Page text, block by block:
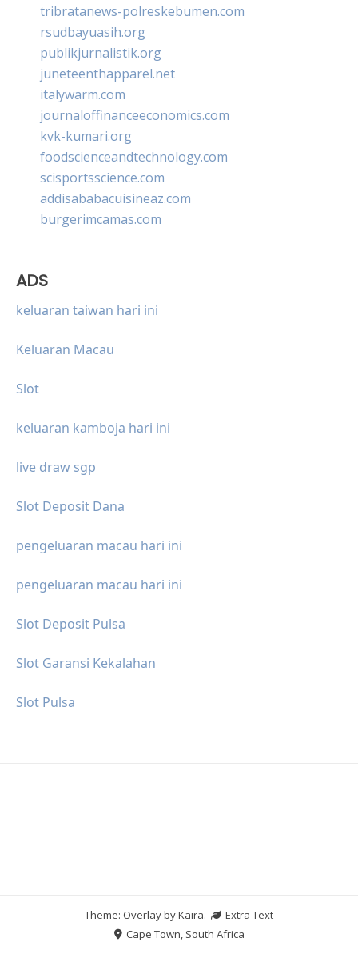
tribratanews-polreskebumen.com
rsudbayuasih.org
publikjurnalistik.org
juneteenthapparel.net
italywarm.com
journaloffinanceeconomics.com
kvk-kumari.org
foodscienceandtechnology.com
scisportsscience.com
addisababacuisineaz.com
burgerimcamas.com
ADS
keluaran taiwan hari ini
Keluaran Macau
Slot
keluaran kamboja hari ini
live draw sgp
Slot Deposit Dana
pengeluaran macau hari ini
pengeluaran macau hari ini
Slot Deposit Pulsa
Slot Garansi Kekalahan
Slot Pulsa
Theme: Overlay byKaira.
Extra Text
Cape Town, South Africa